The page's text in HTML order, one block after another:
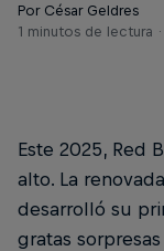
Por César Geldres
1 minutos de lectura
Este 2025, Red
alto. La
desarrolló su
gratas